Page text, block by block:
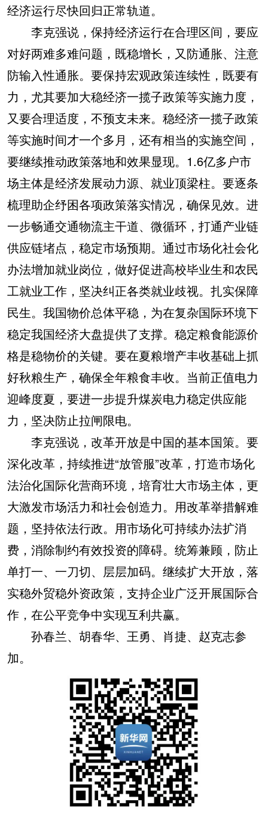
经济运行尽快回归正常轨道。
李克强说，保持经济运行在合理区间，要应
对好两难多难问题，既稳增长，又防通胀、注意
防输入性通胀。要保持宏观政策连续性，既要有
力，尤其要加大稳经济一揽子政策等实施力度，
又要合理适度，不预支未来。稳经济一揽子政策
等实施时间才一个多月，还有相当的实施空间，
要继续推动政策落地和效果显现。1.6亿多户市
场主体是经济发展动力源、就业顶梁柱。要逐条
梳理助企纾困各项政策落实情况，确保见效。进
一步畅通交通物流主干道、微循环，打通产业链
供应链堵点，稳定市场预期。通过市场化社会化
办法增加就业岗位，做好促进高校毕业生和农民
工就业工作，坚决纠正各类就业歧视。扎实保障
民生。我国物价总体平稳，为在复杂国际环境下
稳定我国经济大盘提供了支撑。稳定粮食能源价
格是稳物价的关键。要在夏粮增产丰收基础上抓
好秋粮生产，确保全年粮食丰收。当前正值电力
迎峰度夏，要进一步提升煤炭电力稳定供应能
力，坚决防止拉闸限电。
李克强说，改革开放是中国的基本国策。要
深化改革，持续推进“放管服”改革，打造市场化
法治化国际化营商环境，培育壮大市场主体，更
大激发市场活力和社会创造力。用改革举措解难
题，坚持依法行政。用市场化可持续办法扩消
费，消除制约有效投资的障碍。统筹兼顾，防止
单打一、一刀切、层层加码。继续扩大开放，落
实稳外贸稳外资政策，支持企业广泛开展国际合
作，在公平竞争中实现互利共赢。
孙春兰、胡春华、王勇、肖捷、赵克志参
加。